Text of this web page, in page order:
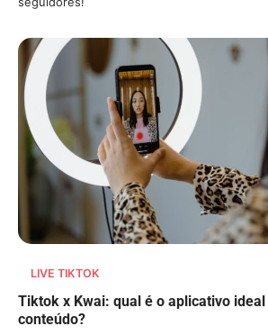
LIVE TIKTOK
Tiktok x Kwai: qual é o aplicativo
conteúdo?